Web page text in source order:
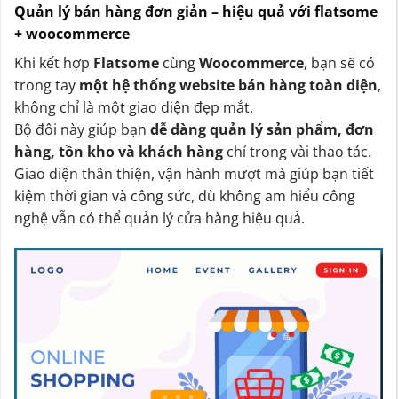
Quản lý bán hàng đơn giản – hiệu quả với flatsome
+ woocommerce
Khi kết hợp Flatsome cùngWoocommerce, bạn sẽ có
trong tay một hệ thống website bán hàng toàn diện,
không chỉ là một giao diện đẹp mắt.
Bộ đôi này giúp bạn dễ dàng quản lý sản phẩm, đơn
hàng, tồn kho và khách hàng chỉ trong vài thao tác.
Giao diện thân thiện, vận hành mượt mà giúp bạn tiết
kiệm thời gian và công sức, dù không am hiểu công
nghệ vẫn có thể quản lý cửa hàng hiệu quả.